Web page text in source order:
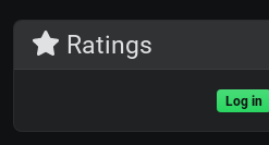
Ratings
Log in